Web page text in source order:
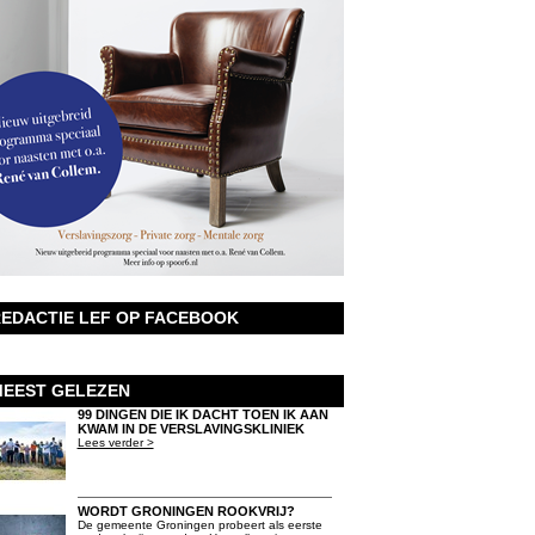
LEF OP FACEBOOK
GELEZEN
99 DINGEN DIE IK DACHT TOEN IK AAN
KWAM IN DE VERSLAVINGSKLINIEK
Lees verder >
WORDT GRONINGEN ROOKVRIJ?
De gemeente Groningen probeert als eerste